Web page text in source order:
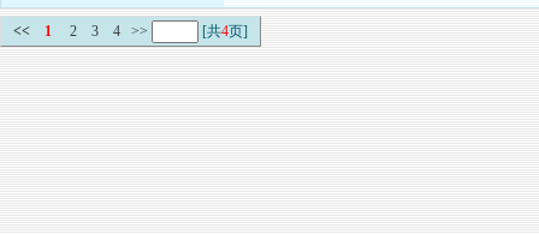
<< 1 2 3 4 >> [共4页]